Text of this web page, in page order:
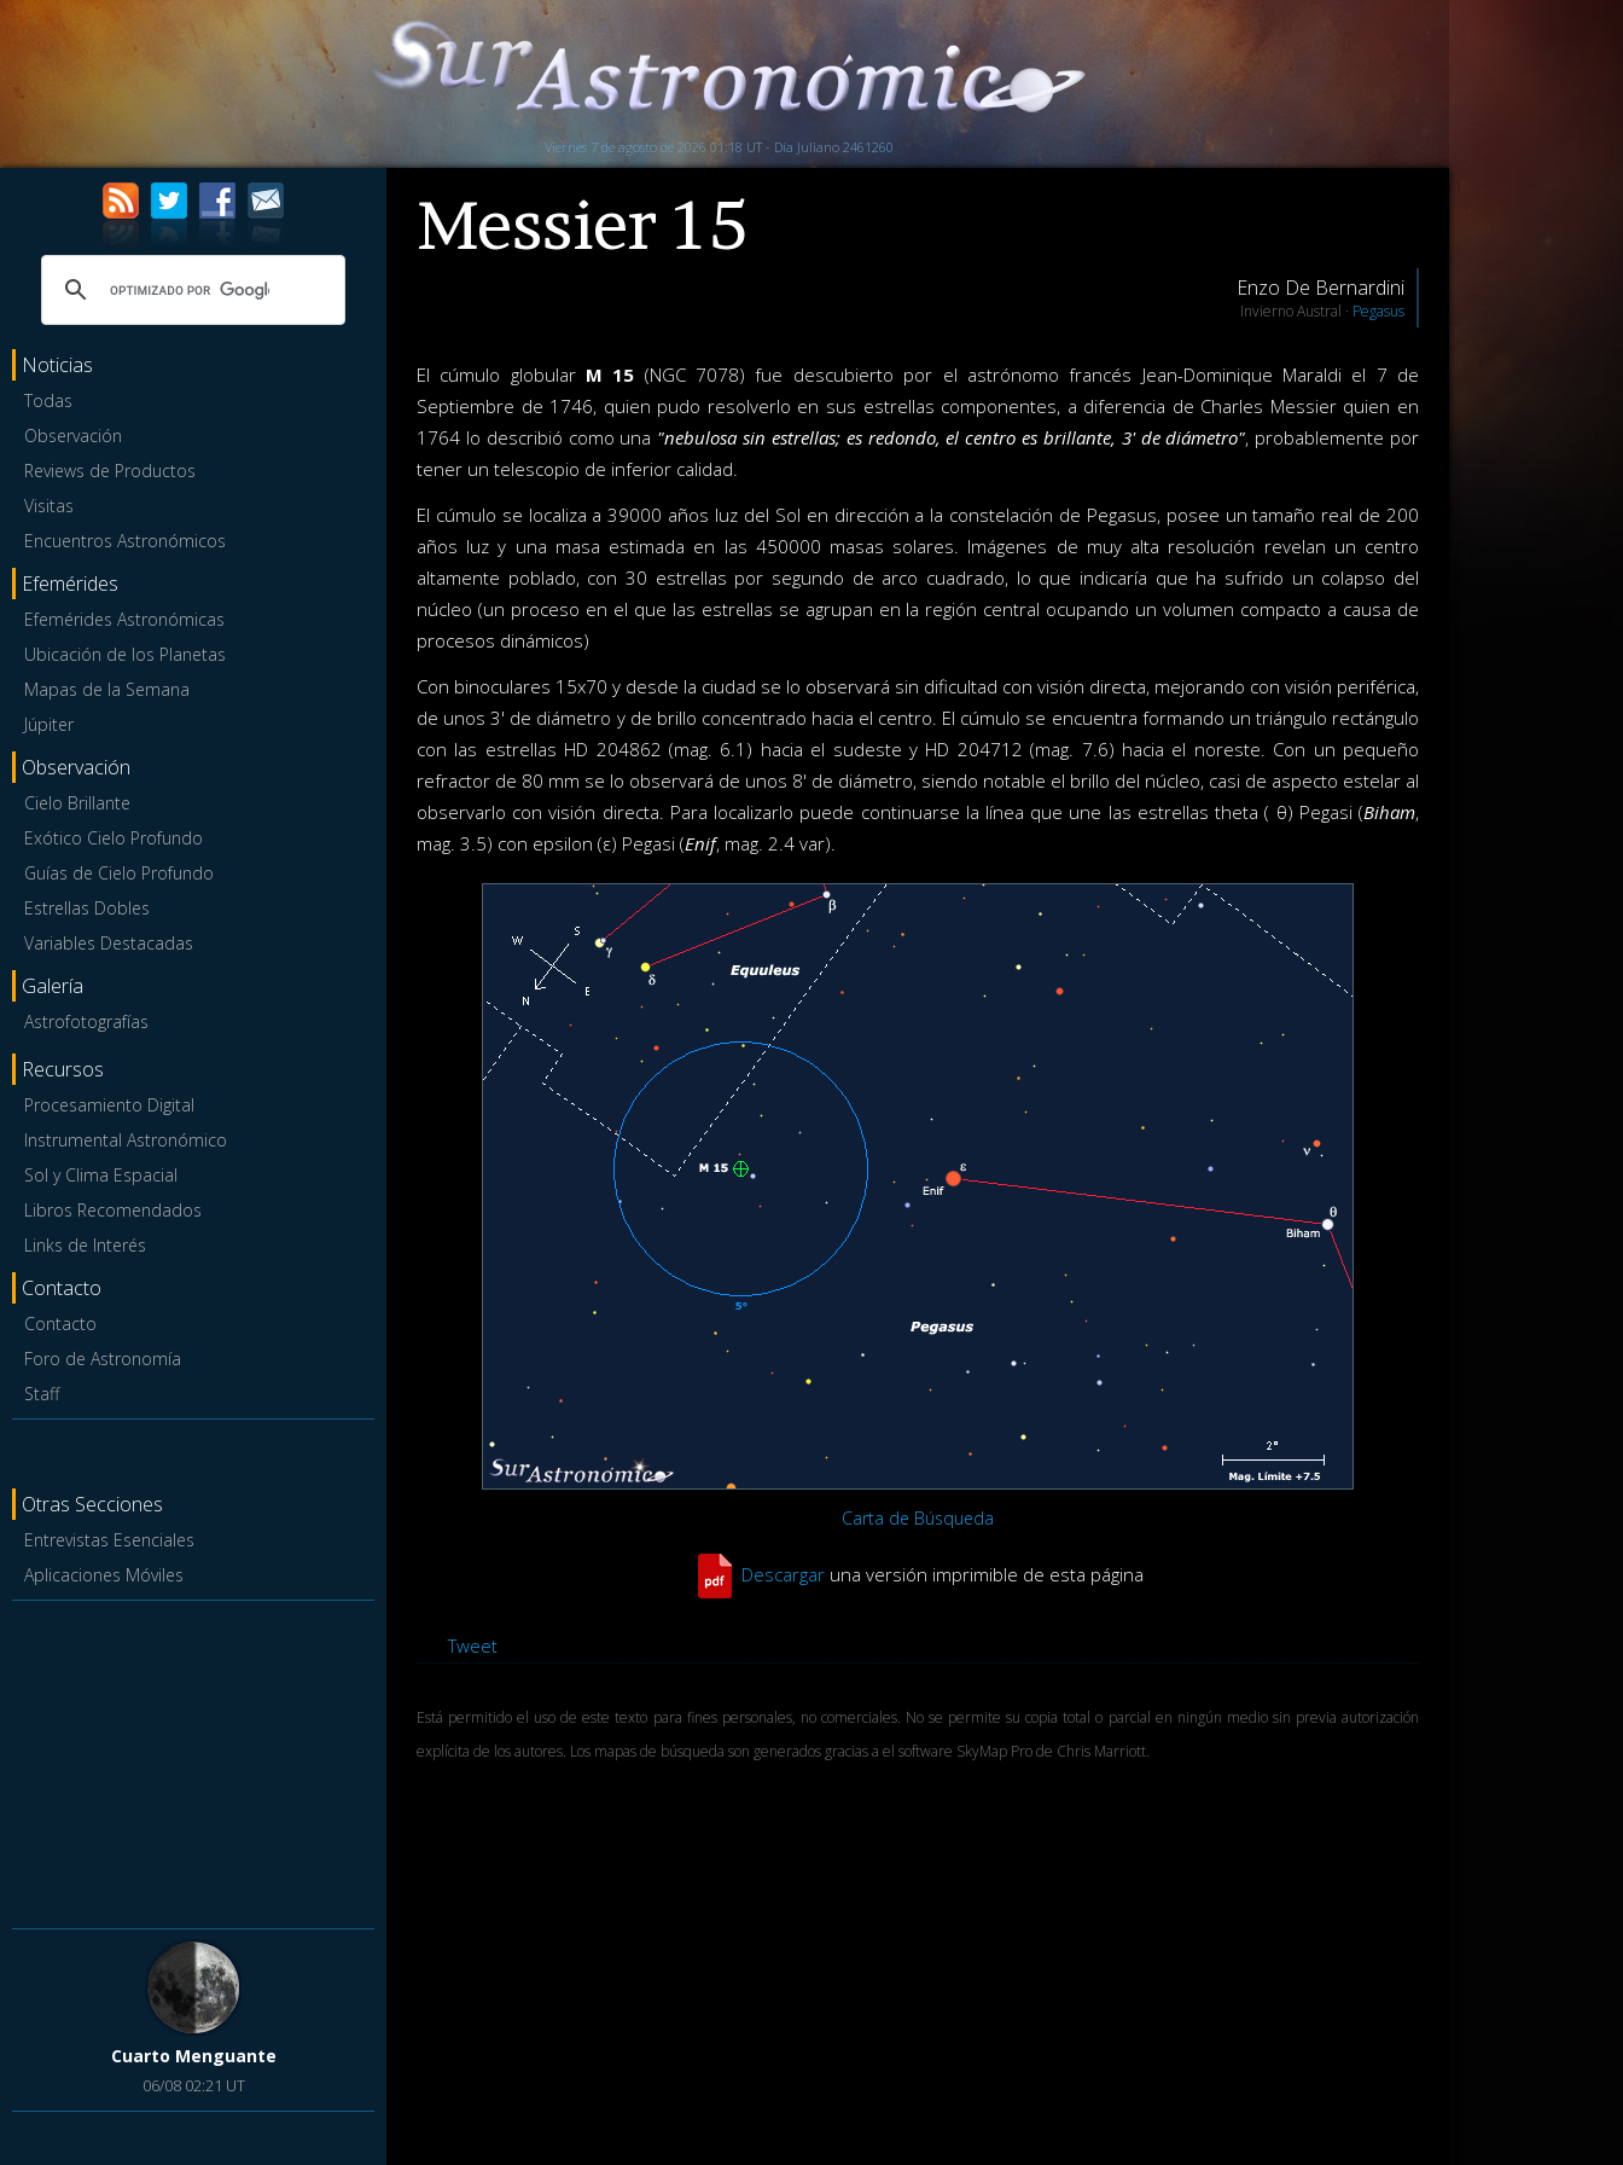
Viernes 7 de agosto de 2026 01:18 UT - Día Juliano 2461260
Noticias
Todas
Observación
Reviews de Productos
Visitas
Encuentros Astronómicos
Efemérides
Efemérides Astronómicas
Ubicación de los Planetas
Mapas de la Semana
Júpiter
Observación
Cielo Brillante
Exótico Cielo Profundo
Guías de Cielo Profundo
Estrellas Dobles
Variables Destacadas
Galería
Astrofotografías
Recursos
Procesamiento Digital
Instrumental Astronómico
Sol y Clima Espacial
Libros Recomendados
Links de Interés
Contacto
Contacto
Foro de Astronomía
Staff
Otras Secciones
Entrevistas Esenciales
Aplicaciones Móviles
Cuarto Menguante
06/08 02:21 UT
Messier 15
Enzo De Bernardini
Invierno Austral · Pegasus
El cúmulo globular M 15 (NGC 7078) fue descubierto por el astrónomo francés Jean-Dominique Maraldi el 7 de
Septiembre de 1746, quien pudo resolverlo en sus estrellas componentes, a diferencia de Charles Messier quien en
1764 lo describió como una "nebulosa sin estrellas; es redondo, el centro es brillante, 3' de diámetro", probablemente por
tener un telescopio de inferior calidad.
El cúmulo se localiza a 39000 años luz del Sol en dirección a la constelación de Pegasus, posee un tamaño real de 200
años luz y una masa estimada en las 450000 masas solares. Imágenes de muy alta resolución revelan un centro
altamente poblado, con 30 estrellas por segundo de arco cuadrado, lo que indicaría que ha sufrido un colapso del
núcleo (un proceso en el que las estrellas se agrupan en la región central ocupando un volumen compacto a causa de
procesos dinámicos)
Con binoculares 15x70 y desde la ciudad se lo observará sin dificultad con visión directa, mejorando con visión periférica,
de unos 3' de diámetro y de brillo concentrado hacia el centro. El cúmulo se encuentra formando un triángulo rectángulo
con las estrellas HD 204862 (mag. 6.1) hacia el sudeste y HD 204712 (mag. 7.6) hacia el noreste. Con un pequeño
refractor de 80 mm se lo observará de unos 8' de diámetro, siendo notable el brillo del núcleo, casi de aspecto estelar al
observarlo con visión directa. Para localizarlo puede continuarse la línea que une las estrellas theta ( θ) Pegasi (Biham,
mag. 3.5) con epsilon (ε) Pegasi (Enif, mag. 2.4 var).
Carta de Búsqueda
Descargaruna versión imprimible de esta página
Tweet
Está permitido el uso de este texto para fines personales, no comerciales. No se permite su copia total o parcial en ningún medio sin previa autorización
explícita de los autores. Los mapas de búsqueda son generados gracias a el software SkyMap Pro de Chris Marriott.